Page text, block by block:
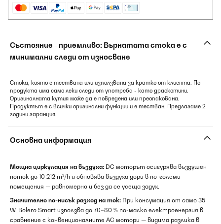
Състояние - приемливо: Върнатата стока е с
минимални следи от износване
Стока, която е тествана или използвана за кратко от клиента. По
продукта има само леки следи от употреба - като драскотини.
Оригиналната кутия може да е повредена или преопакована.
Продуктът е с всички оригинални функции и е тестван. Предлагаме 2
години гаранция.
Основна информация
Мощна циркулация на въздуха: DC моторът осигурява въздушен
поток до 10 212 m³/h и обновява въздуха дори в по-големи
помещения — равномерно и без да се усеща задух.
Значително по-нисък разход на ток: При консумация от само 35
W, Bolero Smart използва до 70–80 % по-малко електроенергия в
сравнение с конвенционалните AC мотори — видима разлика в